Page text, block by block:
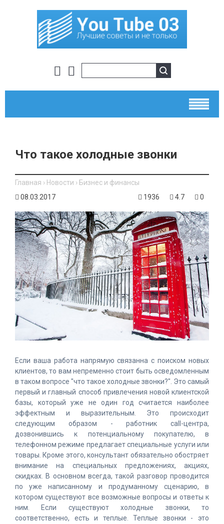
Что такое холодные звонки
Главная › Новости › Бизнес и финансы
08.03.2017
1936 4.7 0
Если ваша работа напрямую связанна с поиском новых
клиентов, то вам непременно стоит быть осведомленным
в таком вопросе "что такое холодные звонки?". Это самый
первый и главный способ привлечения новой клиентской
базы, который уже не один год считается наиболее
эффектным и выразительным. Это происходит
следующим образом - работник call-центра,
дозвонившись к потенциальному покупателю, в
телефонном режиме предлагает специальные услуги или
товары. Кроме этого, консультант обязательно обостряет
внимание на специальных предложениях, акциях,
скидках. В основном всегда, такой разговор проводится
по уже написанному и продуманному сценарию, в
котором существуют все возможные вопросы и ответы к
ним. Если существуют холодные звонки, то
соответственно, есть и теплые. Теплые звонки - это